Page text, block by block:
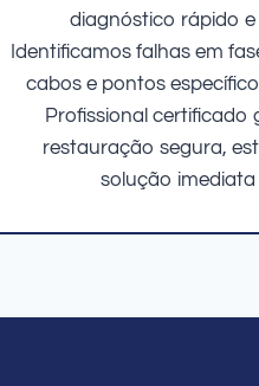
diagnóstico rápido e
Identificamos falhas em
cabos e pontos
Profissional certificado
restauração segura,
solução imediata